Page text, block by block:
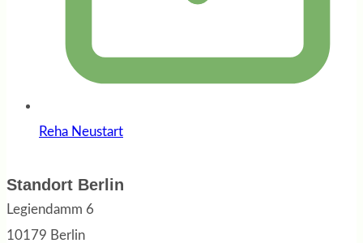
Reha Neustart
Standort Berlin
Legiendamm 6
10179 Berlin